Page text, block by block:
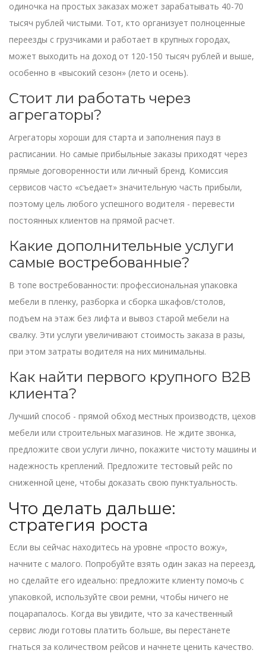
одиночка на простых заказах может зарабатывать 40-70
тысяч рублей чистыми. Тот, кто организует полноценные
переезды с грузчиками и работает в крупных городах,
может выходить на доход от 120-150 тысяч рублей и выше,
особенно в «высокий сезон» (лето и осень).
Стоит ли работать через
агрегаторы?
Агрегаторы хороши для старта и заполнения пауз в
расписании. Но самые прибыльные заказы приходят через
прямые договоренности или личный бренд. Комиссия
сервисов часто «съедает» значительную часть прибыли,
поэтому цель любого успешного водителя - перевести
постоянных клиентов на прямой расчет.
Какие дополнительные услуги
самые востребованные?
В топе востребованности: профессиональная упаковка
мебели в пленку, разборка и сборка шкафов/столов,
подъем на этаж без лифта и вывоз старой мебели на
свалку. Эти услуги увеличивают стоимость заказа в разы,
при этом затраты водителя на них минимальны.
Как найти первого крупного B2B
клиента?
Лучший способ - прямой обход местных производств, цехов
мебели или строительных магазинов. Не ждите звонка,
предложите свои услуги лично, покажите чистоту машины и
надежность креплений. Предложите тестовый рейс по
сниженной цене, чтобы доказать свою пунктуальность.
Что делать дальше:
стратегия роста
Если вы сейчас находитесь на уровне «просто вожу»,
начните с малого. Попробуйте взять один заказ на переезд,
но сделайте его идеально: предложите клиенту помочь с
упаковкой, используйте свои ремни, чтобы ничего не
поцарапалось. Когда вы увидите, что за качественный
сервис люди готовы платить больше, вы перестанете
гнаться за количеством рейсов и начнете ценить качество.